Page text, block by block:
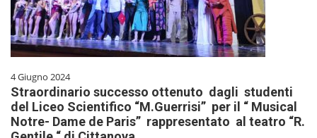
4 Giugno 2024
Straordinario successo ottenuto dagli studenti
del Liceo Scientifico “M.Guerrisi” per il “ Musical
Notre- Dame de Paris” rappresentato al teatro “R.